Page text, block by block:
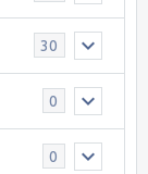
30
0
0